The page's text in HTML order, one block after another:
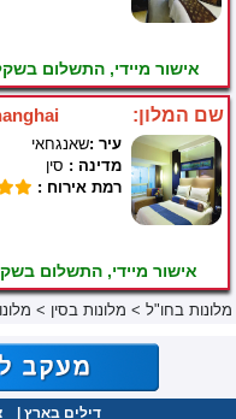
אישור מיידי, התשלום
שם המלון:
עיר :שאנגחאי
מדינה : סין
רמת אירוח :
אישור מיידי, התשלום
מלונות בחו"ל > מלונות בסין >
דילים בארץ